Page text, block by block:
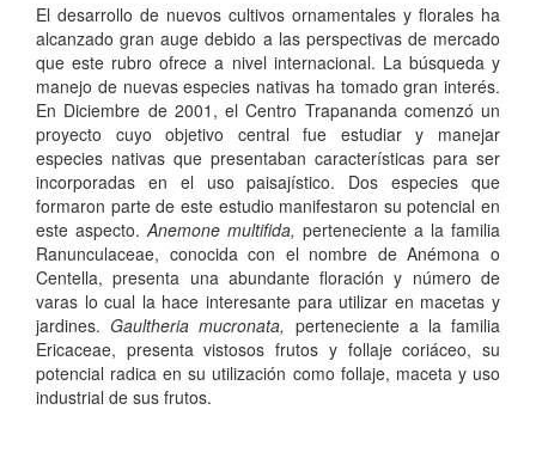
El desarrollo de nuevos cultivos ornamentales y florales ha
alcanzado gran auge debido a las perspectivas de mercado
que este rubro ofrece a nivel internacional. La búsqueda y
manejo de nuevas especies nativas ha tomado gran interés.
En Diciembre de 2001, el Centro Trapananda comenzó un
proyecto cuyo objetivo central fue estudiar y manejar
especies nativas que presentaban características para ser
incorporadas en el uso paisajístico. Dos especies que
formaron parte de este estudio manifestaron su potencial en
este aspecto. Anemone multifida, perteneciente a la familia
Ranunculaceae, conocida con el nombre de Anémona o
Centella, presenta una abundante floración y número de
varas lo cual la hace interesante para utilizar en macetas y
jardines.Gaultheria mucronata, perteneciente a la familia
Ericaceae, presenta vistosos frutos y follaje coriáceo, su
potencial radica en su utilización como follaje, maceta y uso
industrial de sus frutos.